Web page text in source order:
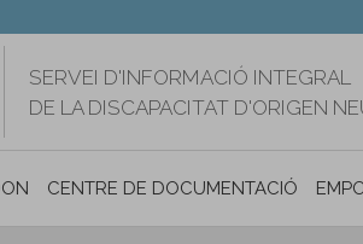
SERVEI D'INFORMACIÓ INTEGRAL
DE LA DISCAPACITAT D'ORIGEN
CENTRE DE DOCUMENTACIÓ